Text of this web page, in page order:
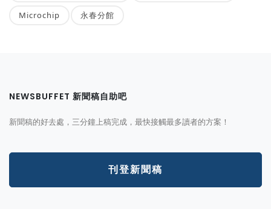
Microchip 永春分館
NEWSBUFFET 新聞稿自助吧
新聞稿的好去處，三分鐘上稿完成，最快接觸最多讀者的方案！
刊登新聞稿